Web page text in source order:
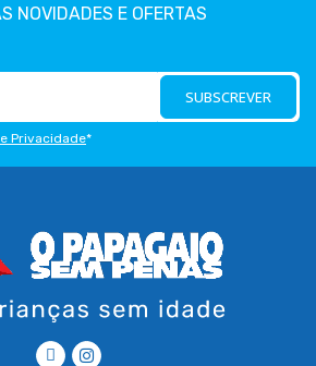
NOVIDADES E OFERTAS
SUBSCREVER
Privacidade*